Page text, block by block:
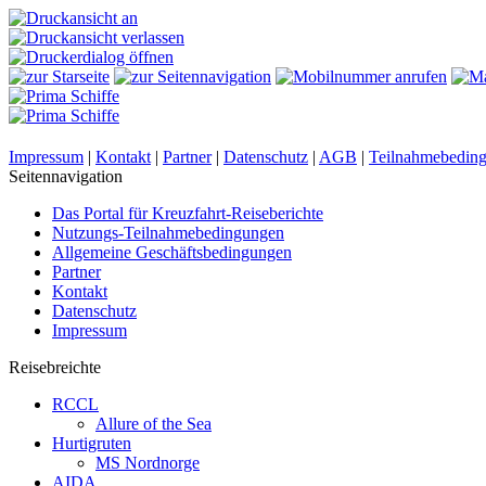
Impressum | Kontakt | Partner| Datenschutz | AGB |
Seitennavigation
Das Portal für Kreuzfahrt-Reiseberichte
Nutzungs-Teilnahmebedingungen
Allgemeine Geschäftsbedingungen
Partner
Kontakt
Datenschutz
Impressum
Reisebreichte
RCCL
Allure of the Sea
Hurtigruten
MS Nordnorge
AIDA